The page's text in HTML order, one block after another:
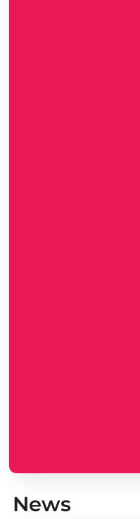
News